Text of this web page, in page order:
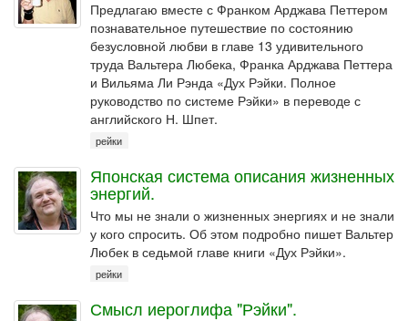
Предлагаю вместе с Франком Арджава Петтером
познавательное путешествие по состоянию
безусловной любви в главе 13 удивительного
труда Вальтера Любека, Франка Арджава Петтера
и Вильяма Ли Рэнда «Дух Рэйки. Полное
руководство по системе Рэйки» в переводе с
английского Н. Шпет.
рейки
Японская система описания жизненных
энергий.
Что мы не знали о жизненных энергиях и не знали
у кого спросить. Об этом подробно пишет Вальтер
Любек в седьмой главе книги «Дух Рэйки».
рейки
Смысл иероглифа "Рэйки".